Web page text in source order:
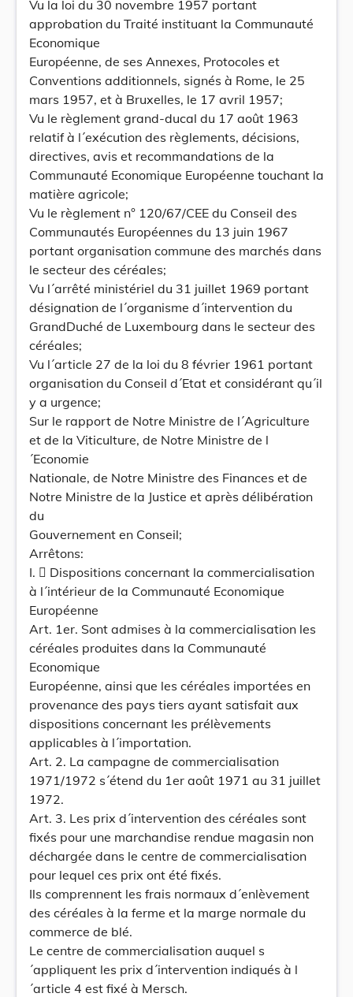
Vu la loi du 30 novembre 1957 portant
approbation du Traité instituant la Communauté
Economique
Européenne, de ses Annexes, Protocoles et
Conventions additionnels, signés à Rome, le 25
mars 1957, et à Bruxelles, le 17 avril 1957;
Vu le règlement grand-ducal du 17 août 1963
relatif à l´exécution des règlements, décisions,
directives, avis et recommandations de la
Communauté Economique Européenne touchant la
matière agricole;
Vu le règlement n° 120/67/CEE du Conseil des
Communautés Européennes du 13 juin 1967
portant organisation commune des marchés dans
le secteur des céréales;
Vu l´arrêté ministériel du 31 juillet 1969 portant
désignation de l´organisme d´intervention du
GrandDuché de Luxembourg dans le secteur des
céréales;
Vu l´article 27 de la loi du 8 février 1961 portant
organisation du Conseil d´Etat et considérant qu´il
y a urgence;
Sur le rapport de Notre Ministre de l´Agriculture
et de la Viticulture, de Notre Ministre de l
´Economie
Nationale, de Notre Ministre des Finances et de
Notre Ministre de la Justice et après délibération
du
Gouvernement en Conseil;
Arrêtons:
I.  Dispositions concernant la commercialisation
à l´intérieur de la Communauté Economique
Européenne
Art. 1er. Sont admises à la commercialisation les
céréales produites dans la Communauté
Economique
Européenne, ainsi que les céréales importées en
provenance des pays tiers ayant satisfait aux
dispositions concernant les prélèvements
applicables à l´importation.
Art. 2. La campagne de commercialisation
1971/1972 s´étend du 1er août 1971 au 31 juillet
1972.
Art. 3. Les prix d´intervention des céréales sont
fixés pour une marchandise rendue magasin non
déchargée dans le centre de commercialisation
pour lequel ces prix ont été fixés.
Ils comprennent les frais normaux d´enlèvement
des céréales à la ferme et la marge normale du
commerce de blé.
Le centre de commercialisation auquel s
´appliquent les prix d´intervention indiqués à l
´article 4 est fixé à Mersch.